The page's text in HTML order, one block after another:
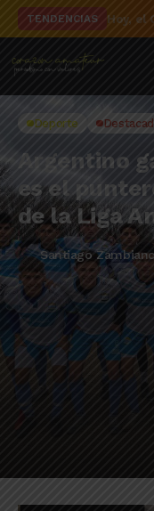
TENDENCIAS El
Deporte
Argentino
es el
de la Liga
Santiago